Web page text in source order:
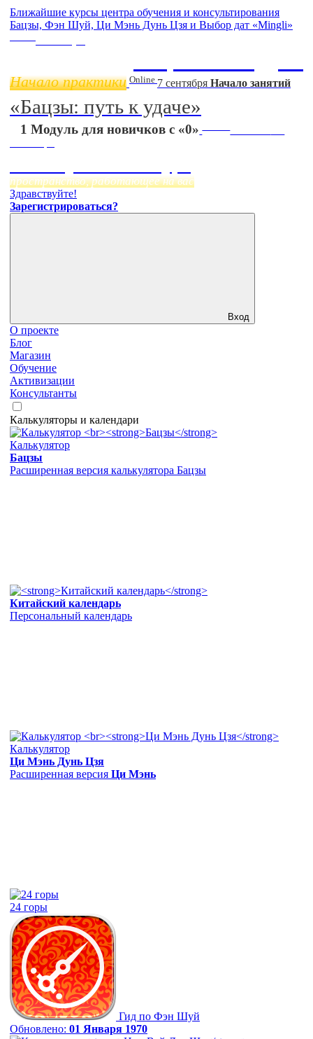
Ближайшие курсы центра обучения и консультирования
Бацзы, Фэн Шуй, Ци Мэнь Дунь Цзя и Выбор дат «Mingli»
Начало практики Online 7 сентября Начало занятий
«Бацзы: путь к удаче»
1 Модуль для новичков с «0» Начало:
пространство, работающее на вас
Здравствуйте!
Зарегистрироваться?
Вход
О проекте
Блог
Магазин
Обучение
Активизации
Консультанты
Калькуляторы и календари
Калькулятор
Бацзы
Расширенная версия калькулятора Бацзы
Китайский календарь
Персональный календарь
Калькулятор
Ци Мэнь Дунь Цзя
Расширенная версия Ци Мэнь
24 горы
Гид по Фэн Шуй
Обновлено: 01 Января 1970